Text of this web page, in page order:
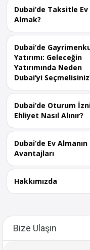
Dubai’de Taksitle Ev
Almak?
Dubai’de
Yatırımı: Geleceğin
Yatırımında Neden
Dubai’yi
Dubai’de Oturum
Ehliyet Nasıl Alınır?
Dubai’de Ev Almanın
Avantajları
Hakkımızda
Bize Ulaşın